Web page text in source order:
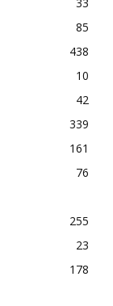
85
438
10
42
339
161
76
255
23
178